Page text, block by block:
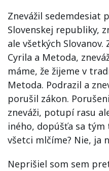
Znevážil sedemdesiat
Slovenskej republiky,
ale všetkých Slovanov.
Cyrila a Metoda,
máme, že žijeme v
Metoda. Podrazil a
porušil zákon.
zneváži, potupí rasu
iného, dopúšťa sa
všetci mlčíme? Nie, ja
Neprišiel som sem